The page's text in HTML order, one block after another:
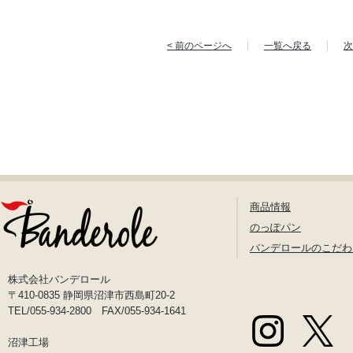
< 前のページへ 一覧へ戻る
株式会社バンデロール
〒410-0835 静岡県沼津市西島町20-2
TEL/055-934-2800 FAX/055-934-1641
沼津工場
商品情報
のっぽパン
バンデロールのこだ